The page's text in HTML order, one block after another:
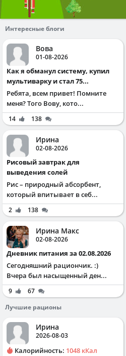
Интересные блоги
Вова
01-08-2026
Как я обманул систему, купил
мультиварку и стал 75...
Ребята, всем привет! Помните
меня? Того Вову, кото...
14 138
Ирина
02-08-2026
Рисовый завтрак для
выведения солей
Рис – природный абсорбент,
который впитывает в себ...
2 138
Ирина Макс
02-08-2026
Дневник питания за 02.08.2026
Сегодняшний рациончик. :)
Вчера был насыщенный ден...
9
67
Лучшие рационы
Ирина
2026-08-03
Калорийность: 1048 кКал